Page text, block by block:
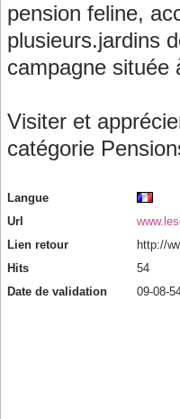
pension feline,
plusieurs.jardins
campagne située
Visiter et
catégorie
Langue
Url
Lien retour
http://
Hits
54
Date de validation
09-08-